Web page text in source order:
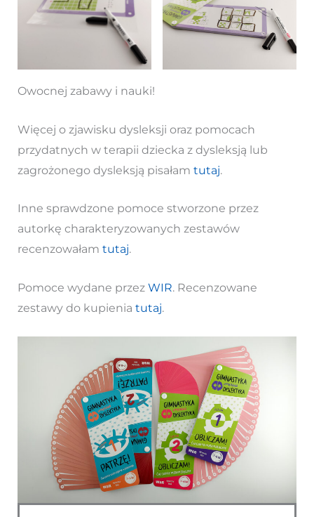
Owocnej zabawy i nauki!
Więcej o zjawisku dysleksji oraz pomocach
przydatnych w terapii dziecka z dysleksją lub
zagrożonego dysleksją pisałam tutaj.
Inne sprawdzone pomoce stworzone przez
autorkę charakteryzowanych zestawów
recenzowałam tutaj.
Pomoce wydane przez WIR. Recenzowane
zestawy do kupienia tutaj.